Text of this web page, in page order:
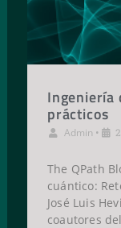
Ingeniería
prácticos
Admin •
The QPath
cuántico:
José Luis
coautores